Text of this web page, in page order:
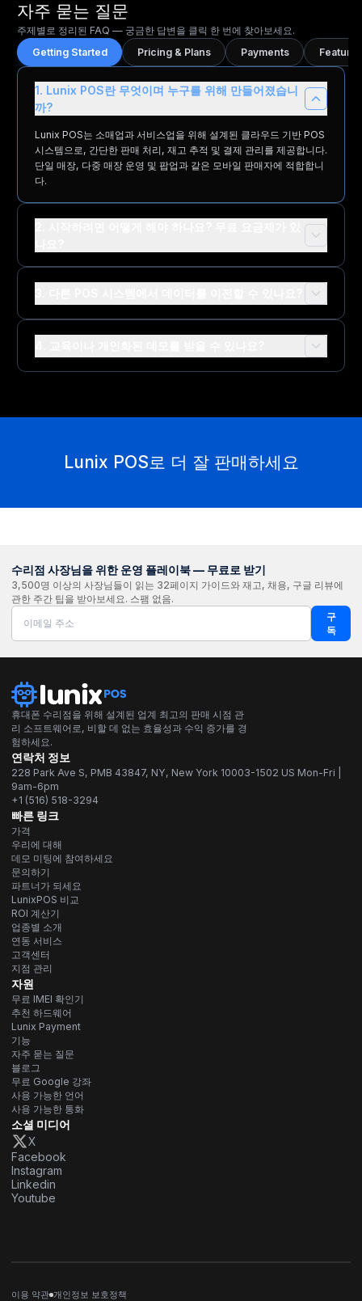
자주 묻는 질문
주제별로 정리된 FAQ — 궁금한 답변을 클릭 한 번에 찾아보세요.
Getting Started
Pricing & Plans Payments
1. Lunix POS란 무엇이며 누구를 위해 만들어졌습니
까?
Lunix POS는 소매업과 서비스업을 위해 설계된 클라우드 기반 POS
시스템으로, 간단한 판매 처리, 재고 추적 및 결제 관리를 제공합니다.
단일 매장, 다중 매장 운영 및 팝업과 같은 모바일 판매자에 적합합니
다.
Lunix POS로 더 잘 판매하세요
수리점 사장님을 위한 운영 플레이북 — 무료로 받기
3,500명 이상의 사장님들이 읽는 32페이지 가이드와 재고, 채용, 구글 리뷰에
관한 주간 팁을 받아보세요. 스팸 없음.
구
독
휴대폰 수리점을 위해 설계된 업계 최고의 판매 시점 관
리 소프트웨어로, 비할 데 없는 효율성과 수익 증가를 경
험하세요.
연락처 정보
228 Park Ave S, PMB 43847, NY, New York 10003-1502 US Mon-Fri |
9am-6pm
+1 (516) 518-3294
빠른 링크
가격
우리에 대해
데모 미팅에 참여하세요
문의하기
파트너가 되세요
LunixPOS 비교
ROI 계산기
업종별 소개
연동 서비스
고객센터
지점 관리
자원
무료 IMEI 확인기
추천 하드웨어
Lunix Payment
기능
자주 묻는 질문
블로그
무료 Google 강좌
사용 가능한 언어
사용 가능한 통화
소셜 미디어
X
Facebook
Instagram
Linkedin
Youtube
이용 약관 개인정보 보호정책